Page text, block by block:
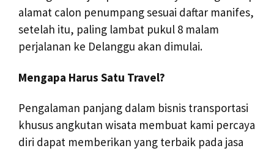
alamat calon penumpang sesuai daftar manifes,
setelah itu, paling lambat pukul 8 malam
perjalanan ke Delanggu akan dimulai.
Mengapa Harus Satu Travel?
Pengalaman panjang dalam bisnis transportasi
khusus angkutan wisata membuat kami percaya
diri dapat memberikan yang terbaik pada jasa